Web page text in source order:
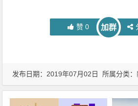
赞 0 加群
发布日期：2019年07月02日 所属分类：